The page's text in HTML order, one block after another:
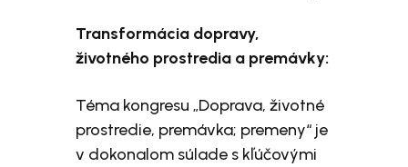
Transformácia dopravy,
životného prostredia a premávky:
Téma kongresu „Doprava, životné
prostredie, premávka; premeny“ je
v dokonalom súlade s kľúčovými